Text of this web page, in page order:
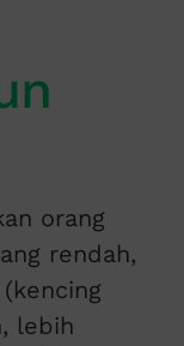
orang
rendah,
lebih